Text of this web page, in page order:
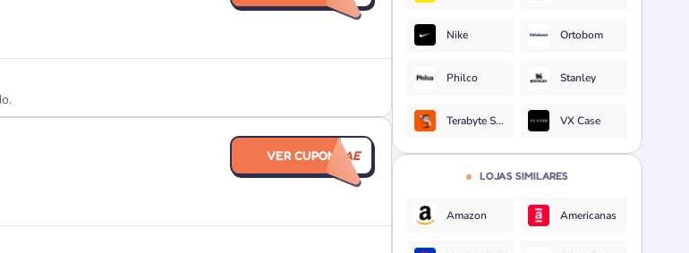
VER CUPOM MAE
Nike Ortobom
Philco Stanley
Terabyte Shop VX Case
LOJAS SIMILARES
Amazon Americanas